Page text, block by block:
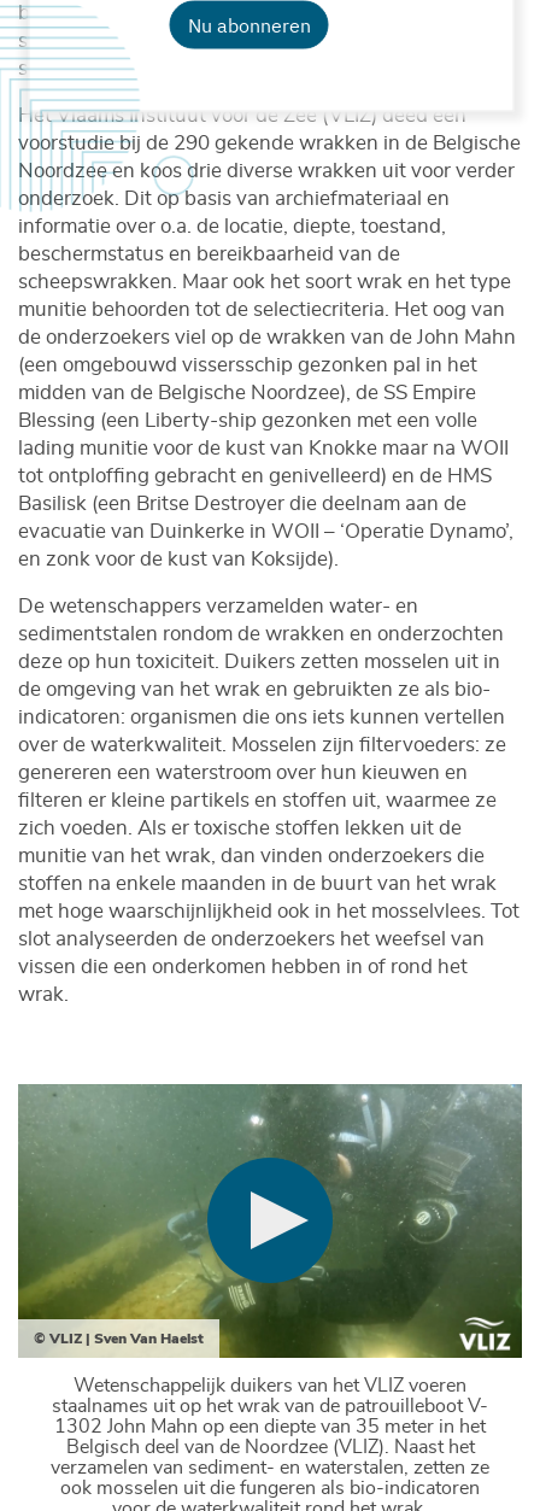
Nu abonneren
bestuderen, focusten de onderzoekers op 15 case
studies, geselecteerd uit meer dan 1000 gekende
scheepswrakken in de grotere Noordzee.
Het Vlaams Instituut voor de Zee (VLIZ) deed een
voorstudie bij de 290 gekende wrakken in de Belgische
Noordzee en koos drie diverse wrakken uit voor verder
onderzoek. Dit op basis van archiefmateriaal en
informatie over o.a. de locatie, diepte, toestand,
beschermstatus en bereikbaarheid van de
scheepswrakken. Maar ook het soort wrak en het type
munitie behoorden tot de selectiecriteria. Het oog van
de onderzoekers viel op de wrakken van de John Mahn
(een omgebouwd vissersschip gezonken pal in het
midden van de Belgische Noordzee), de SS Empire
Blessing (een Liberty-ship gezonken met een volle
lading munitie voor de kust van Knokke maar na WOII
tot ontploffing gebracht en genivelleerd) en de HMS
Basilisk (een Britse Destroyer die deelnam aan de
evacuatie van Duinkerke in WOII – ‘Operatie Dynamo’,
en zonk voor de kust van Koksijde).
De wetenschappers verzamelden water- en
sedimentstalen rondom de wrakken en onderzochten
deze op hun toxiciteit. Duikers zetten mosselen uit in
de omgeving van het wrak en gebruikten ze als bio-
indicatoren: organismen die ons iets kunnen vertellen
over de waterkwaliteit. Mosselen zijn filtervoeders: ze
genereren een waterstroom over hun kieuwen en
filteren er kleine partikels en stoffen uit, waarmee ze
zich voeden. Als er toxische stoffen lekken uit de
munitie van het wrak, dan vinden onderzoekers die
stoffen na enkele maanden in de buurt van het wrak
met hoge waarschijnlijkheid ook in het mosselvlees. Tot
slot analyseerden de onderzoekers het weefsel van
vissen die een onderkomen hebben in of rond het
wrak.
© VLIZ | Sven Van Haelst
Wetenschappelijk duikers van het VLIZ voeren
staalnames uit op het wrak van de patrouilleboot V-
1302 John Mahn op een diepte van 35 meter in het
Belgisch deel van de Noordzee (VLIZ). Naast het
verzamelen van sediment- en waterstalen, zetten ze
ook mosselen uit die fungeren als bio-indicatoren